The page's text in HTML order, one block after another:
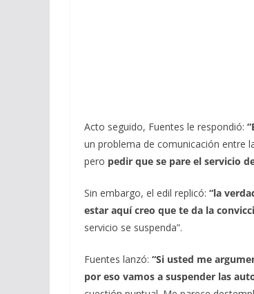
Acto seguido, Fuentes le respondió:
un problema de comunicación entre
pero pedir que se pare el servicio
Sin embargo, el edil replicó: “la
estar aquí creo que te da la
servicio se suspenda”.
Fuentes lanzó: “Si usted me
por eso vamos a suspender las